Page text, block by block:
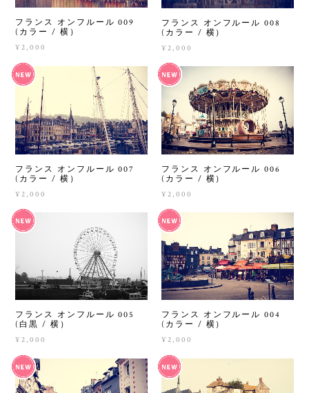
フランス オンフルール 009
(カラー / 横）
¥2,000
フランス オンフルール 008
(カラー / 横）
¥2,000
フランス オンフルール 007
(カラー / 横）
¥2,000
フランス オンフルール 006
(カラー / 横）
¥2,000
フランス オンフルール 005
(白黒 / 横）
¥2,000
フランス オンフルール 004
(カラー / 横）
¥2,000